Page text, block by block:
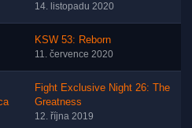
14. listopadu 2020
KSW 53: Reborn
11. července 2020
Fight Exclusive Night 26: The
Greatness
12. října 2019